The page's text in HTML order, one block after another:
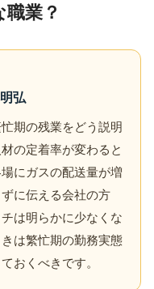
業？
弘
期の残業をどう説明
の定着率が変わると
にガスの配送量が増
に伝える会社の方
は明らかに少なくな
は繁忙期の勤務実態
おくべきです。